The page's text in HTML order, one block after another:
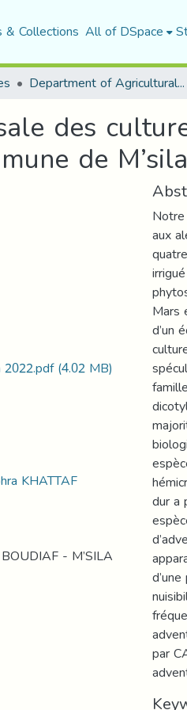
& Collections All of DSpace
Department of Agricultural Sciences
des
de
2022.pdf(4.02 MB)
KHATTAF
- M’SILA
aux
Mars
d’un
dur a
par